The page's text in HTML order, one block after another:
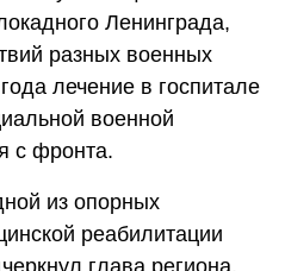
Ленинграда,
разных военных
лечение в госпитале
военной
с фронта.
из опорных
реабилитации
глава региона.